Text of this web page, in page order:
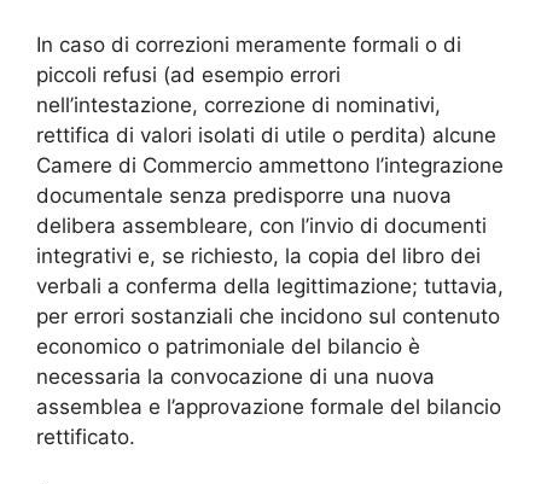
In caso di correzioni meramente formali o di
piccoli refusi (ad esempio errori
nell’intestazione, correzione di nominativi,
rettifica di valori isolati di utile o perdita) alcune
Camere di Commercio ammettono l’integrazione
documentale senza predisporre una nuova
delibera assembleare, con l’invio di documenti
integrativi e, se richiesto, la copia del libro dei
verbali a conferma della legittimazione; tuttavia,
per errori sostanziali che incidono sul contenuto
economico o patrimoniale del bilancio è
necessaria la convocazione di una nuova
assemblea e l’approvazione formale del bilancio
rettificato.